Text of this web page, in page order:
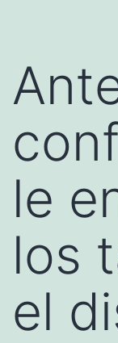
le
los
el